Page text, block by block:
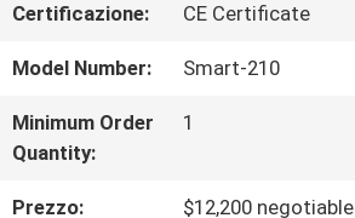
SU
DI
NOI
Certificazione: CE Certificate
Model Number: Smart-210
Minimum Order
Quantity:
1
Prezzo: $12,200 negotiable